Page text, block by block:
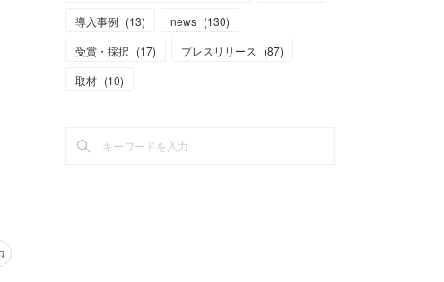
導入事例 (13) news (130)
受賞・採択 (17) プレスリリース (87)
取材 (10)